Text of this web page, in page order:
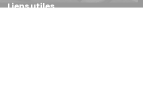
Liens utiles